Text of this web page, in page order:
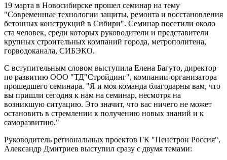
19 марта в Новосибирске прошел семинар на тему
"Современные технологии защиты, ремонта и восстановления
бетонных конструкций в Сибири". Семинар посетили около
ста человек, среди которых руководители и представители
крупных строительных компаний города, метрополитена,
горводоканала, СИБЭКО.
С вступительным словом выступила Елена Багуто, директор
по развитию ООО "ТД"Стройдинг", компании-организатора
прошедшего семинара. "Я и моя команда благодарны вам, что
вы пришли сегодня к нам на семинар, несмотря на
возникшую ситуацию. Это значит, что вас ничего не может
остановить в стремлении к получению новых знаний и к
саморазвитию."
Руководитель региональных проектов ГК "Пенетрон Россия",
Александр Дмитриев выступил сразу с двумя темами: